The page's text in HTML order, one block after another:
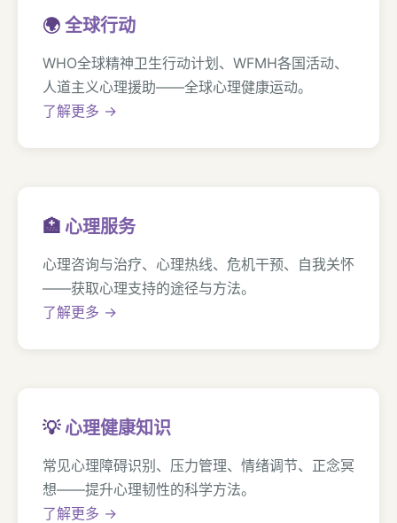
🌍 全球行动
WHO全球精神卫生行动计划、WFMH各国活动、
人道主义心理援助——全球心理健康运动。
了解更多 →
🏥 心理服务
心理咨询与治疗、心理热线、危机干预、自我关怀
——获取心理支持的途径与方法。
了解更多 →
💡 心理健康知识
常见心理障碍识别、压力管理、情绪调节、正念冥
想——提升心理韧性的科学方法。
了解更多 →